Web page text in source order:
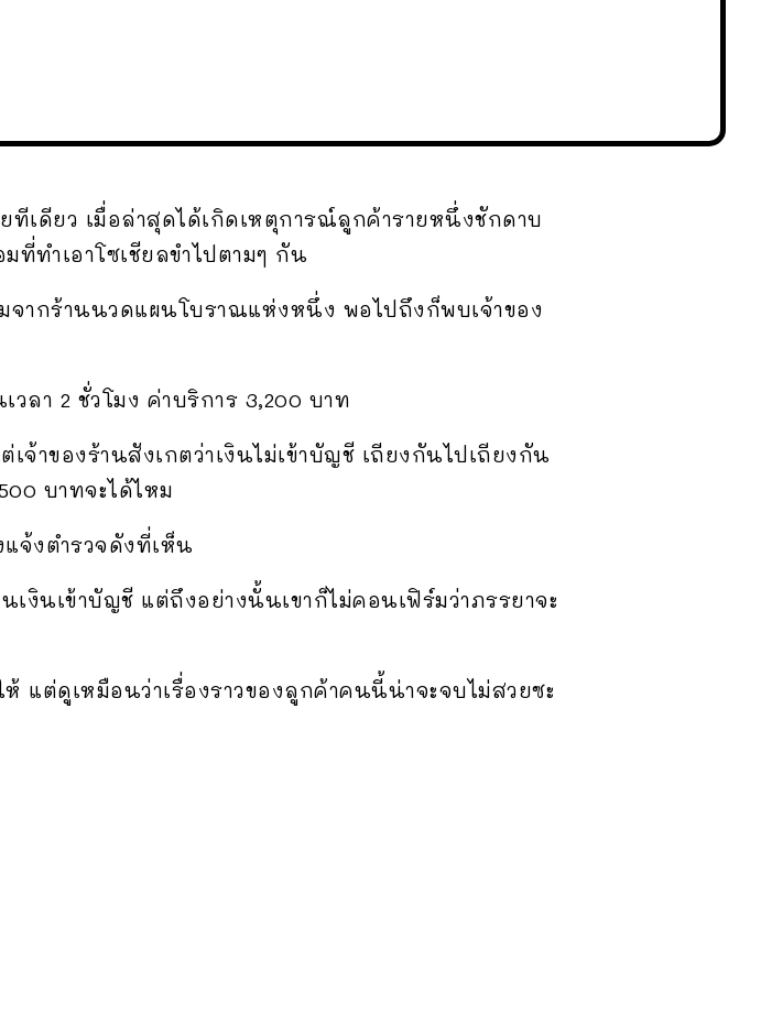
ทีเดียว เมื่อล่าสุดได้เกิดเหตุการณ์ลูกค้ารายหนึ่งชักดาบ
ทำเอาโซเชียลขำไปตามๆ กัน
มจากร้านนวดแผนโบราณแห่งหนึ่ง พอไปถึงก็พบเจ้าของ
ลา 2 ชั่วโมง ค่าบริการ 3,200 บาท
จ้าของร้านสังเกตว่าเงินไม่เข้าบัญชี เถียงกันไปเถียงกัน
บาทจะได้ไหม
จ้งตำรวจดังที่เห็น
เงินเข้าบัญชี แต่ถึงอย่างนั้นเขาก็ไม่คอนเฟิร์มว่าภรรยาจะ
แต่ดูเหมือนว่าเรื่องราวของลูกค้าคนนี้น่าจะจบไม่สวยซะ